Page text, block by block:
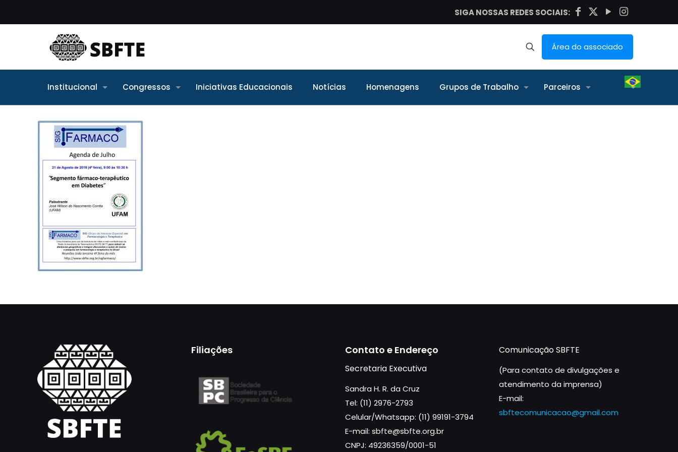
SIGA NOSSAS REDES SOCIAIS:
Área do associado
Institucional Congressos Iniciativas Educacionais Notícias Homenagens Grupos de Trabalho Parceiros
Filiações Contato e Endereço
Secretaria Executiva
Sandra H. R. da Cruz
Tel: (11) 2976-2793
Celular/Whatsapp: (11) 99191-3794
E-mail: sbfte@sbfte.org.br
CNPJ: 49236359/0001-51
Comunicação SBFTE
(Para contato de divulgações e
atendimento da imprensa)
E-mail:
sbftecomunicacao@gmail.com